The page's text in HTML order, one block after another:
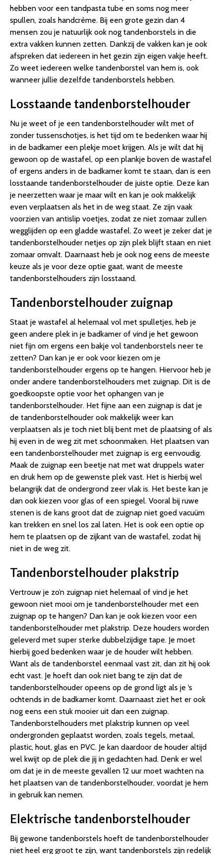
hebben voor een tandpasta tube en soms nog meer
spullen, zoals handcrème. Bij een grote gezin dan 4
mensen zou je natuurlijk ook nog tandenborstels in die
extra vakken kunnen zetten. Dankzij de vakken kan je ook
afspreken dat iedereen in het gezin zijn eigen vakje heeft.
Zo weet iedereen welke tandenborstel van hem is, ook
wanneer jullie dezelfde tandenborstels hebben.
Losstaande tandenborstelhouder
Nu je weet of je een tandenborstelhouder wilt met of
zonder tussenschotjes, is het tijd om te bedenken waar hij
in de badkamer een plekje moet krijgen. Als je wilt dat hij
gewoon op de wastafel, op een plankje boven de wastafel
of ergens anders in de badkamer komt te staan, dan is een
losstaande tandenborstelhouder de juiste optie. Deze kan
je neerzetten waar je maar wilt en kan je ook makkelijk
even verplaatsen als het in de weg staat. Ze zijn vaak
voorzien van antislip voetjes, zodat ze niet zomaar zullen
wegglijden op een gladde wastafel. Zo weet je zeker dat je
tandenborstelhouder netjes op zijn plek blijft staan en niet
zomaar omvalt. Daarnaast heb je ook nog eens de meeste
keuze als je voor deze optie gaat, want de meeste
tandenborstelhouders zijn losstaand.
Tandenborstelhouder zuignap
Staat je wastafel al helemaal vol met spulletjes, heb je
geen andere plek in je badkamer of vind je het gewoon
niet fijn om ergens een bakje vol tandenborstels neer te
zetten? Dan kan je er ook voor kiezen om je
tandenborstelhouder ergens op te hangen. Hiervoor heb je
onder andere tandenborstelhouders met zuignap. Dit is de
goedkoopste optie voor het ophangen van je
tandenborstelhouder. Het fijne aan een zuignap is dat je
de tandenborstelhouder ook makkelijk weer kan
verplaatsen als je toch niet blij bent met de plaatsing of als
hij even in de weg zit met schoonmaken. Het plaatsen van
een tandenborstelhouder met zuignap is erg eenvoudig.
Maak de zuignap een beetje nat met wat druppels water
en druk hem op de gewenste plek vast. Het is hierbij wel
belangrijk dat de ondergrond zeer vlak is. Het beste kan je
dan ook kiezen voor glas of een spiegel. Vooral bij ruwe
stenen is de kans groot dat de zuignap niet goed vacuüm
kan trekken en snel los zal laten. Het is ook een optie op
hem te plaatsen op de zijkant van de wastafel, zodat hij
niet in de weg zit.
Tandenborstelhouder plakstrip
Vertrouw je zo’n zuignap niet helemaal of vind je het
gewoon niet mooi om je tandenborstelhouder met een
zuignap op te hangen? Dan kan je ook kiezen voor een
tandenborstelhouder met plakstrip. Deze houders worden
geleverd met super sterke dubbelzijdige tape. Je moet
hierbij goed bedenken waar je de houder wilt hebben.
Want als de tandenborstel eenmaal vast zit, dan zit hij ook
echt vast. Je hoeft dan ook niet bang te zijn dat de
tandenborstelhouder opeens op de grond ligt als je ‘s
ochtends in de badkamer komt. Daarnaast ziet het er ook
nog eens een stuk mooier uit dan een zuignap.
Tandenborstelhouders met plakstrip kunnen op veel
ondergronden geplaatst worden, zoals tegels, metaal,
plastic, hout, glas en PVC. Je kan daardoor de houder altijd
wel kwijt op de plek die jij in gedachten had. Denk er wel
om dat je in de meeste gevallen 12 uur moet wachten na
het plaatsen van de tandenborstelhouder, voordat je hem
in gebruik kan nemen.
Elektrische tandenborstelhouder
Bij gewone tandenborstels hoeft de tandenborstelhouder
niet heel erg groot te zijn, want tandenborstels zijn redelijk